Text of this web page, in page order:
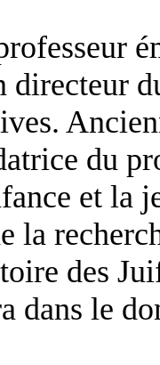
directeur
du
et la
la
des
dans le